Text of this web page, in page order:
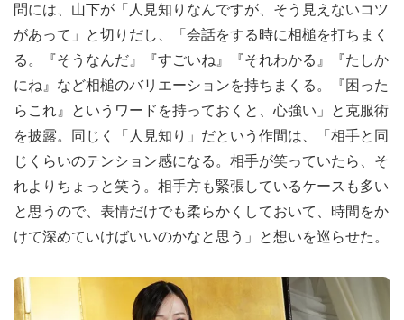
問には、山下が「人見知りなんですが、そう見えないコツ
があって」と切りだし、「会話をする時に相槌を打ちまく
る。『そうなんだ』『すごいね』『それわかる』『たしか
にね』など相槌のバリエーションを持ちまくる。『困った
らこれ』というワードを持っておくと、心強い」と克服術
を披露。同じく「人見知り」だという作間は、「相手と同
じくらいのテンション感になる。相手が笑っていたら、そ
れよりちょっと笑う。相手方も緊張しているケースも多い
と思うので、表情だけでも柔らかくしておいて、時間をか
けて深めていけばいいのかなと思う」と想いを巡らせた。